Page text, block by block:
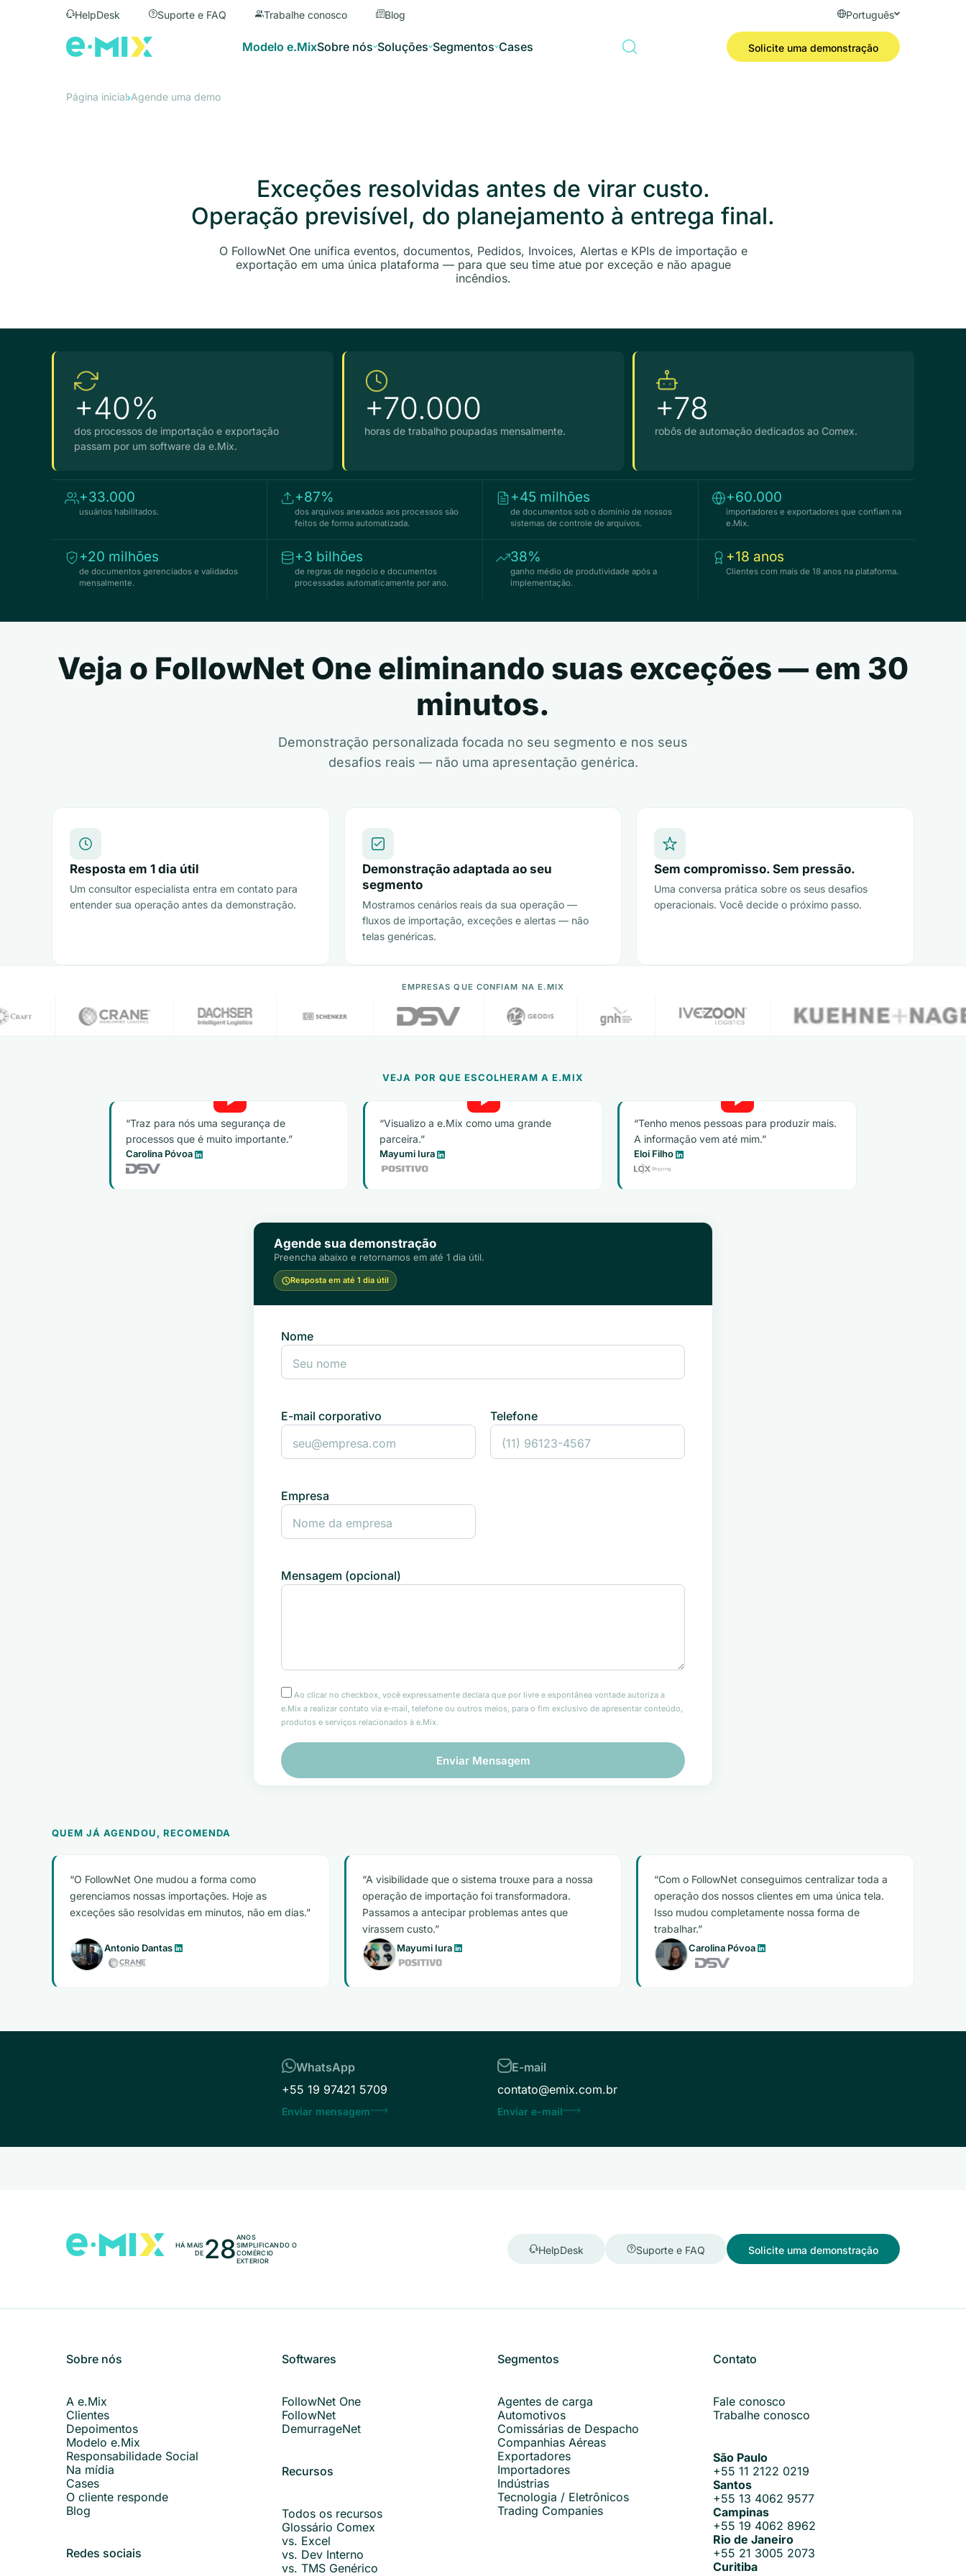
HelpDesk Suporte e FAQ Trabalhe conosco Blog Português
Modelo e.MixSobre nós Soluções Segmentos Cases Solicite uma demonstração
Página inicial Agende uma demo
Exceções resolvidas antes de virar custo.
Operação previsível, do planejamento à entrega final.
O FollowNet One unifica eventos, documentos, Pedidos, Invoices, Alertas e KPIs de importação e
exportação em uma única plataforma — para que seu time atue por exceção e não apague
incêndios.
+40%
dos processos de importação e exportação
passam por um software da e.Mix.
+70.000
horas de trabalho poupadas mensalmente.
+78
robôs de automação dedicados ao Comex.
+33.000
usuários habilitados.
+87%
dos arquivos anexados aos processos são
feitos de forma automatizada.
+45 milhões
de documentos sob o domínio de nossos
sistemas de controle de arquivos.
+60.000
importadores e exportadores que confiam na
e.Mix.
+20 milhões
de documentos gerenciados e validados
mensalmente.
+3 bilhões
de regras de negócio e documentos
processadas automaticamente por ano.
38%
ganho médio de produtividade após a
implementação.
+18 anos
Clientes com mais de 18 anos na plataforma.
Veja o FollowNet One eliminando suas exceções — em 30
minutos.
Demonstração personalizada focada no seu segmento e nos seus
desafios reais — não uma apresentação genérica.
Resposta em 1 dia útil
Um consultor especialista entra em contato para
entender sua operação antes da demonstração.
Demonstração adaptada ao seu
segmento
Mostramos cenários reais da sua operação —
fluxos de importação, exceções e alertas — não
telas genéricas.
Sem compromisso. Sem pressão.
Uma conversa prática sobre os seus desafios
operacionais. Você decide o próximo passo.
EMPRESAS QUE CONFIAM NA E.MIX
VEJA POR QUE ESCOLHERAM A E.MIX
Traz para nós uma segurança de
processos que é muito importante.
Carolina Póvoa
Visualizo a e.Mix como uma grande
parceira.
Mayumi Iura
Tenho menos pessoas para produzir mais.
A informação vem até mim.
Eloi Filho
Agende sua demonstração
Preencha abaixo e retornamos em até 1 dia útil.
Resposta em até 1 dia útil
Nome
E-mail corporativo Telefone
Empresa
Mensagem (opcional)
Ao clicar no checkbox, você expressamente declara que por livre e espontânea vontade autoriza a
e.Mix a realizar contato via e-mail, telefone ou outros meios, para o fim exclusivo de apresentar conteúdo,
produtos e serviços relacionados à e.Mix.
QUEM JÁ AGENDOU, RECOMENDA
O FollowNet One mudou a forma como
gerenciamos nossas importações. Hoje as
exceções são resolvidas em minutos, não em dias.
Antonio Dantas
A visibilidade que o sistema trouxe para a nossa
operação de importação foi transformadora.
Passamos a antecipar problemas antes que
virassem custo.
Mayumi Iura
Com o FollowNet conseguimos centralizar toda a
operação dos nossos clientes em uma única tela.
Isso mudou completamente nossa forma de
trabalhar.
Carolina Póvoa
WhatsApp
+55 19 97421 5709
Enviar mensagem
E-mail
contato@emix.com.br
Enviar e-mail
HÁ MAIS
DE 28ANOS
SIMPLIFICANDO O
COMÉRCIO
EXTERIOR
HelpDesk Suporte e FAQ Solicite uma demonstração
Sobre nós
A e.Mix
Clientes
Depoimentos
Modelo e.Mix
Responsabilidade Social
Na mídia
Cases
O cliente responde
Blog
Redes sociais
Contato
Fale conosco
Trabalhe conosco
São Paulo
+55 11 2122 0219
Santos
+55 13 4062 9577
Campinas
+55 19 4062 8962
Rio de Janeiro
+55 21 3005 2073
Curitiba
Softwares
FollowNet One
FollowNet
DemurrageNet
Recursos
Todos os recursos
Glossário Comex
vs. Excel
vs. Dev Interno
vs. TMS Genérico
Segmentos
Agentes de carga
Automotivos
Comissárias de Despacho
Companhias Aéreas
Exportadores
Importadores
Indústrias
Tecnologia / Eletrônicos
Trading Companies